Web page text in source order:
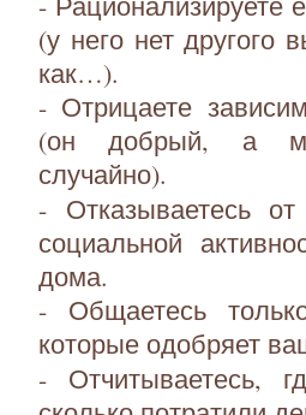
(у него нет другого
как…).
- Отрицаете
(он добрый, а
случайно).
- Отказываетесь от
социальной
дома.
- Общаетесь
которые одобряет
- Отчитываетесь,